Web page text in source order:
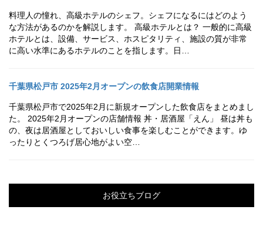
料理人の憧れ、高級ホテルのシェフ。シェフになるにはどのよう
な方法があるのかを解説します。 高級ホテルとは？ 一般的に高級
ホテルとは、設備、サービス、ホスピタリティ、施設の質が非常
に高い水準にあるホテルのことを指します。日…
千葉県松戸市 2025年2月オープンの飲食店開業情報
千葉県松戸市で2025年2月に新規オープンした飲食店をまとめまし
た。 2025年2月オープンの店舗情報 丼・居酒屋「えん」 昼は丼も
の、夜は居酒屋としておいしい食事を楽しむことができます。ゆ
ったりとくつろげ居心地がよい空…
お役立ちブログ